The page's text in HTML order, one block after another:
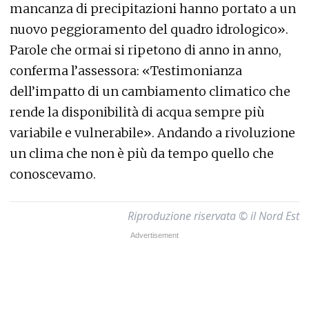
mancanza di precipitazioni hanno portato a un
nuovo peggioramento del quadro idrologico».
Parole che ormai si ripetono di anno in anno,
conferma l’assessora: «Testimonianza
dell’impatto di un cambiamento climatico che
rende la disponibilità di acqua sempre più
variabile e vulnerabile». Andando a rivoluzione
un clima che non è più da tempo quello che
conoscevamo.
Riproduzione riservata © il Nord Est